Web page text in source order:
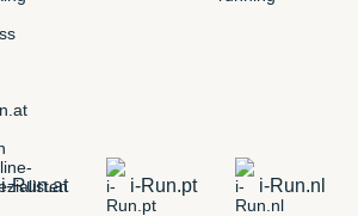
i-Run.at i-Run.pt i-Run.nl